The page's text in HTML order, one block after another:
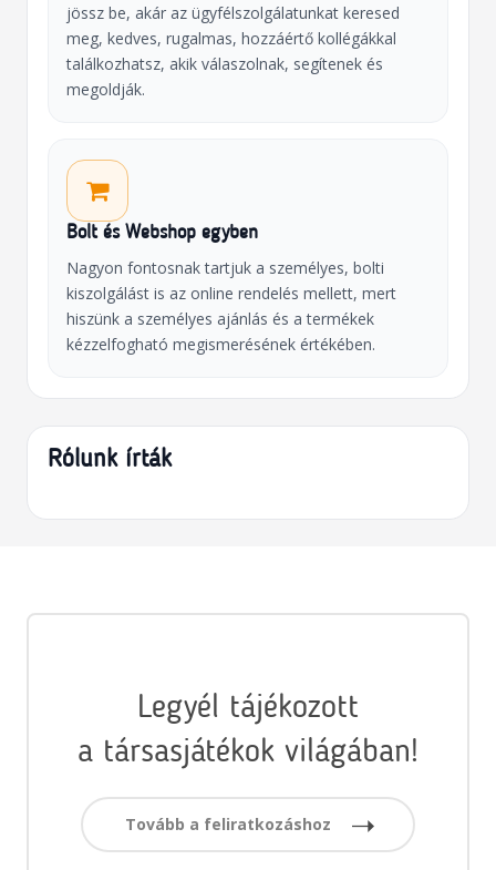
jössz be, akár az ügyfélszolgálatunkat keresed
meg, kedves, rugalmas, hozzáértő kollégákkal
találkozhatsz, akik válaszolnak, segítenek és
megoldják.
Bolt és Webshop egyben
Nagyon fontosnak tartjuk a személyes, bolti
kiszolgálást is az online rendelés mellett, mert
hiszünk a személyes ajánlás és a termékek
kézzelfogható megismerésének értékében.
Rólunk írták
Legyél tájékozott
a társasjátékok világában!
Tovább a feliratkozáshoz